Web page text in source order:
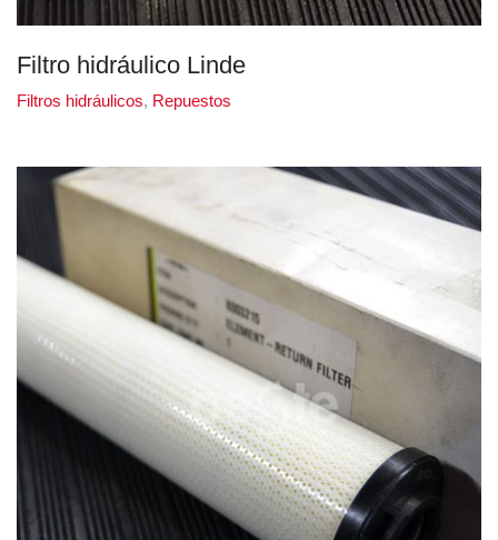
Filtro hidráulico Linde
Filtros hidráulicos, Repuestos